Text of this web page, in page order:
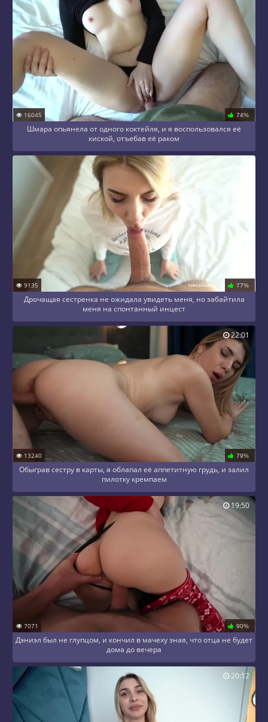
16045 74%
Шмара опьянела от одного коктейля, и я воспользовался её
киской, отъебав её раком
9135 77%
Дрочащая сестренка не ожидала увидеть меня, но забайтила
меня на спонтанный инцест
13240 79%
Обыграв сестру в карты, я облапал её аппетитную грудь, и залил
пилотку кремпаем
22:01
7071 90%
Дэниэл был не глупцом, и кончил в мачеху зная, что отца не будет
дома до вечера
19:50
20:12